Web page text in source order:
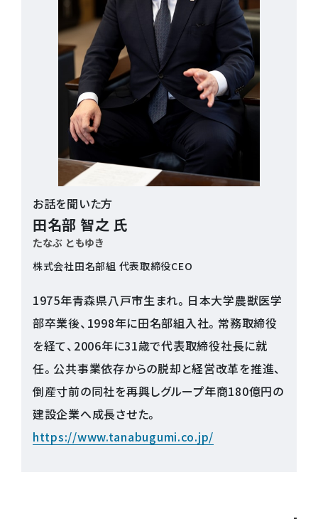
お話を聞いた方
田名部 智之 氏
たなぶ ともゆき
株式会社田名部組 代表取締役CEO
1975年青森県八戸市生まれ。日本大学農獣医学
部卒業後、1998年に田名部組入社。常務取締役
を経て、2006年に31歳で代表取締役社長に就
任。公共事業依存からの脱却と経営改革を推進、
倒産寸前の同社を再興しグループ年商180億円の
建設企業へ成長させた。
https://www.tanabugumi.co.jp/